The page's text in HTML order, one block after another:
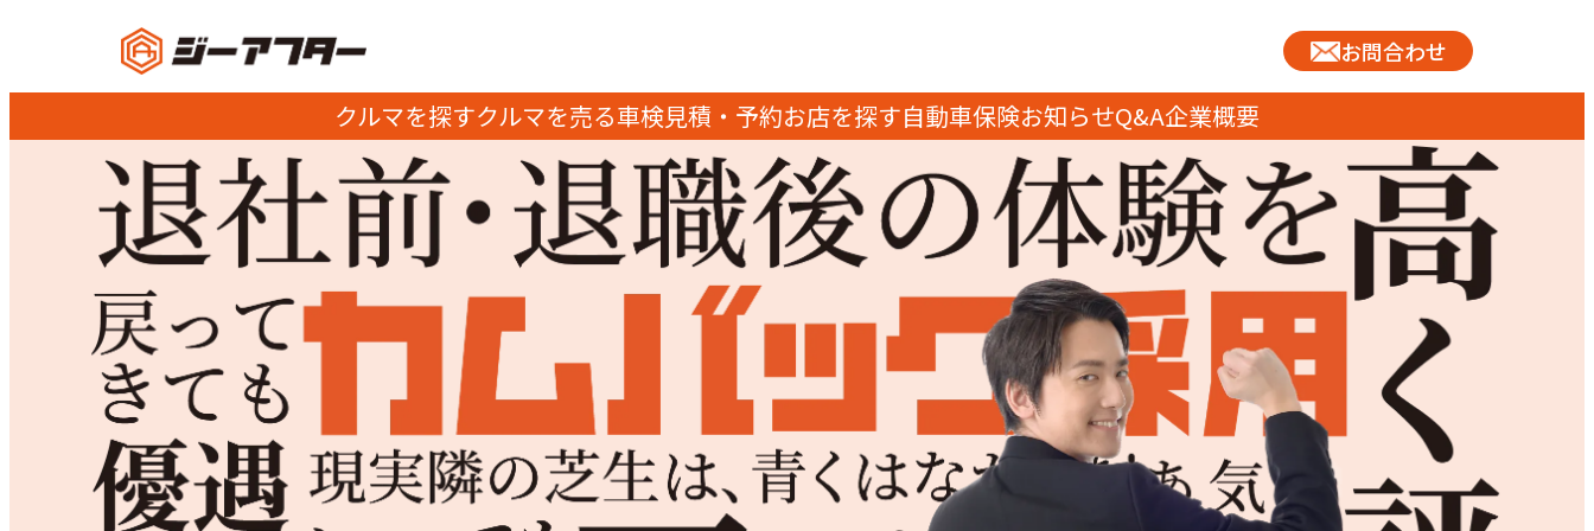
お問合わせ
クルマを探すクルマを売る車検見積・予約お店を探す自動車保険お知らせQ&A企業概要
カムバック採用